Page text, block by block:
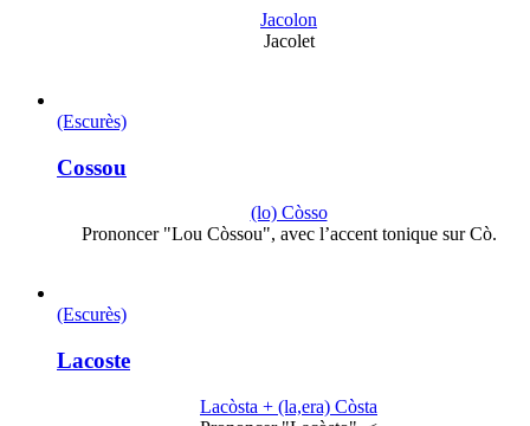
Jacolon
Jacolet
(Escurès)
Cossou
(lo) Còsso
Prononcer "Lou Còssou", avec l’accent tonique sur Cò.
(Escurès)
Lacoste
Lacòsta + (la,era) Còsta